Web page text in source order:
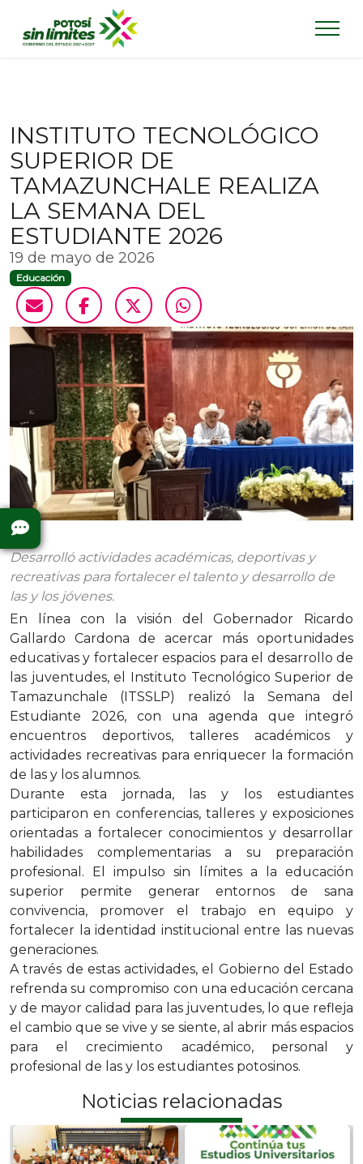
INSTITUTO TECNOLÓGICO
SUPERIOR DE
TAMAZUNCHALE REALIZA
LA SEMANA DEL
ESTUDIANTE 2026
19 de mayo de 2026
Educación
Desarrolló actividades académicas, deportivas y
recreativas para fortalecer el talento y desarrollo de
las y los jóvenes.
En línea con la visión del Gobernador Ricardo
Gallardo Cardona de acercar más oportunidades
educativas y fortalecer espacios para el desarrollo de
las juventudes, el Instituto Tecnológico Superior de
Tamazunchale (ITSSLP) realizó la Semana del
Estudiante 2026, con una agenda que integró
encuentros deportivos, talleres académicos y
actividades recreativas para enriquecer la formación
de las y los alumnos.
Durante esta jornada, las y los estudiantes
participaron en conferencias, talleres y exposiciones
orientadas a fortalecer conocimientos y desarrollar
habilidades complementarias a su preparación
profesional. El impulso sin límites a la educación
superior permite generar entornos de sana
convivencia, promover el trabajo en equipo y
fortalecer la identidad institucional entre las nuevas
generaciones.
A través de estas actividades, el Gobierno del Estado
refrenda su compromiso con una educación cercana
y de mayor calidad para las juventudes, lo que refleja
el cambio que se vive y se siente, al abrir más espacios
para el crecimiento académico, personal y
profesional de las y los estudiantes potosinos.
Noticias relacionadas